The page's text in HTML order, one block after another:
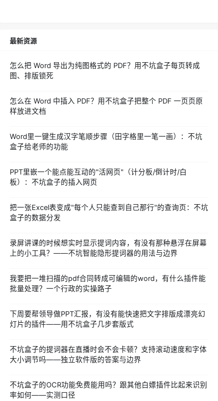
最新资源
怎么把 Word 导出为纯图格式的 PDF？用不坑盒子每页转成
图、排版锁死
怎么在 Word 中插入 PDF？用不坑盒子把整个 PDF 一页页原
样放进文档
Word里一键生成汉字笔顺步骤（田字格里一笔一画）：不坑
盒子给老师的功能
PPT里嵌一个能点能互动的"活网页"（计分板/倒计时/白
板）：不坑盒子的插入网页
把一张Excel表变成"每个人只能查到自己那行"的查询页：不坑
盒子的数据分发
录屏讲课的时候想实时显示提词内容，有没有那种悬浮在屏幕
上的小工具？——不坑智能隐形提词器的用法与边界
我要把一堆扫描的pdf合同转成可编辑的word，有什么插件能
批量处理？一个行政的实操路子
下周要帮领导做PPT汇报，有没有能快速把文字排版成漂亮幻
灯片的插件——用不坑盒子几步套版式
不坑盒子的提词器在直播时会不会卡顿？支持滚动速度和字体
大小调节吗——独立软件版的答案与边界
不坑盒子的OCR功能免费能用吗？跟其他白嫖插件比起来识别
率如何——实测口径